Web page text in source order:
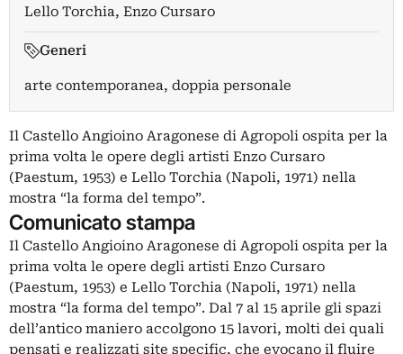
Lello Torchia, Enzo Cursaro
Generi
arte contemporanea, doppia personale
Il Castello Angioino Aragonese di Agropoli ospita per la
prima volta le opere degli artisti Enzo Cursaro
(Paestum, 1953) e Lello Torchia (Napoli, 1971) nella
mostra “la forma del tempo”.
Comunicato stampa
Il Castello Angioino Aragonese di Agropoli ospita per la
prima volta le opere degli artisti Enzo Cursaro
(Paestum, 1953) e Lello Torchia (Napoli, 1971) nella
mostra “la forma del tempo”. Dal 7 al 15 aprile gli spazi
dell’antico maniero accolgono 15 lavori, molti dei quali
pensati e realizzati site specific, che evocano il fluire